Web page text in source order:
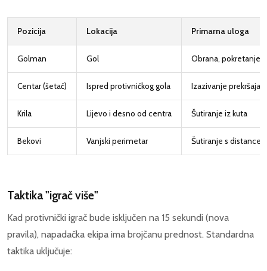
Pozicija Lokacija Primarna uloga
Golman Gol Obrana, pokretanje
Centar (šetač) Ispred protivničkog gola Izazivanje prekršaja,
Krila Lijevo i desno od centra Šutiranje iz kuta
Bekovi Vanjski perimetar Šutiranje s distance,
Taktika "igrač više"
Kad protivnički igrač bude isključen na 15 sekundi (nova
pravila), napadačka ekipa ima brojčanu prednost. Standardna
taktika uključuje: